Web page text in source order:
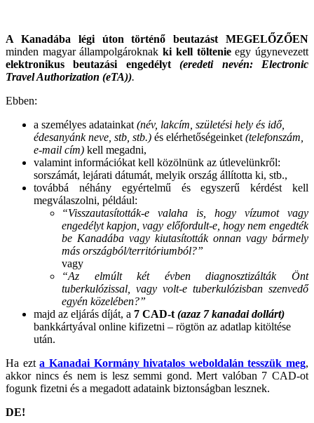
A Kanadába légi úton történő beutazást MEGELŐZŐEN
minden magyar állampolgároknakki kell töltenieegy úgynevezett
elektronikus beutazási engedélyt(eredeti nevén: Electronic
Travel Authorization (eTA)).
Ebben:
a személyes adatainkat (név, lakcím, születési hely és idő,
édesanyánk neve, stb, stb.) és elérhetőségeinket (telefonszám,
e-mail cím) kell megadni,
valamint információkat kell közölnünk az útlevelünkről:
sorszámát, lejárati dátumát, melyik ország állította ki, stb.,
továbbá néhány egyértelmű és egyszerű kérdést kell
megválaszolni, például:
“Visszautasították-e valaha is, hogy vízumot vagy
engedélyt kapjon, vagy előfordult-e, hogy nem engedték
be Kanadába vagy kiutasították onnan vagy bármely
más országból/territóriumból?”
vagy
“Az elmúlt két évben diagnosztizálták Önt
tuberkulózissal, vagy volt-e tuberkulózisban szenvedő
egyén közelében?”
majd az eljárás díját, a 7 CAD-t (azaz 7 kanadai dollárt)
bankkártyával online kifizetni – rögtön az adatlap kitöltése
után.
Ha ezta Kanadai Kormány hivatalos weboldalán tesszük meg,
akkor nincs és nem is lesz semmi gond. Mert valóban 7 CAD-ot
fogunk fizetni és a megadott adataink biztonságban lesznek.
DE!